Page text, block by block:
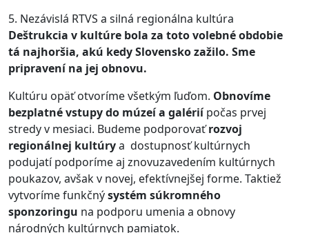
5. Nezávislá RTVS a silná regionálna kultúra
Deštrukcia v kultúre bola za toto volebné obdobie
tá najhoršia, akú kedy Slovensko zažilo. Sme
pripravení na jej obnovu.
Kultúru opäť otvoríme všetkým ľuďom. Obnovíme
bezplatné vstupy do múzeí a galériípočas prvej
stredy v mesiaci. Budeme podporovaťrozvoj
regionálnej kultúrya dostupnosť kultúrnych
podujatí podporíme aj znovuzavedením kultúrnych
poukazov, avšak v novej, efektívnejšej forme. Taktiež
vytvoríme funkčnýsystém súkromného
sponzoringu na podporu umenia a obnovy
národných kultúrnych pamiatok.